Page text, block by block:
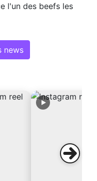
l'un des beefs les
news